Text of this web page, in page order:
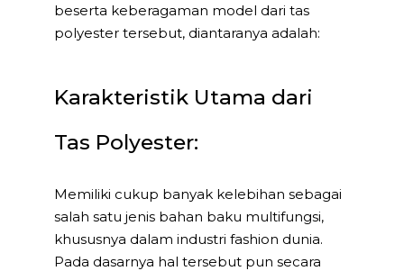
beserta keberagaman model dari tas
polyester tersebut, diantaranya adalah:
Karakteristik Utama dari
Tas Polyester:
Memiliki cukup banyak kelebihan sebagai
salah satu jenis bahan baku multifungsi,
khususnya dalam industri fashion dunia.
Pada dasarnya hal tersebut pun secara